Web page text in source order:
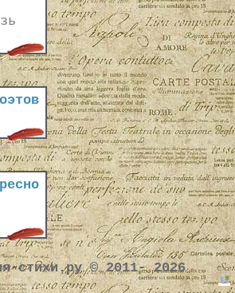
стихи.ру © 2011- 2026